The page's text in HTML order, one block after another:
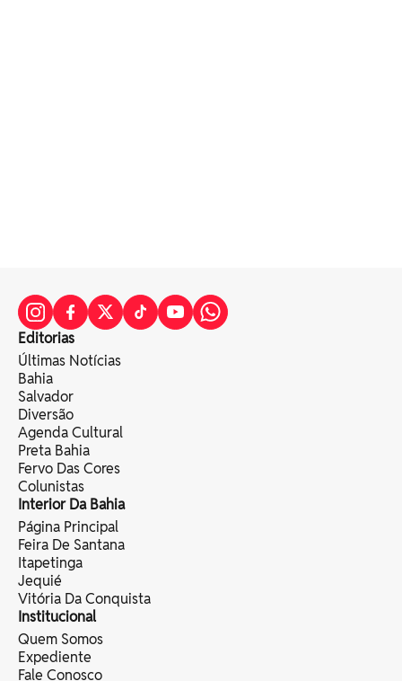
Editorias
Últimas Notícias
Bahia
Salvador
Diversão
Agenda Cultural
Preta Bahia
Fervo Das Cores
Colunistas
Interior Da Bahia
Página Principal
Feira De Santana
Itapetinga
Jequié
Vitória Da Conquista
Institucional
Quem Somos
Expediente
Fale Conosco